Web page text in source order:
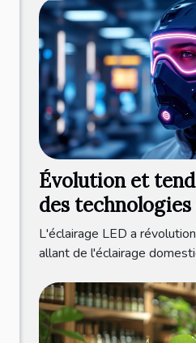
Évolution et
des technologies
LED
L'éclairage LED a
allant de l'éclairage